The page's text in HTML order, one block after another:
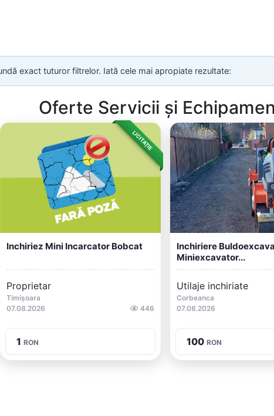
exact tuturor filtrelor. Iată cele mai apropiate rezultate:
Oferte Servicii și
LICITAȚIE
Inchiriez Mini Incarcator Bobcat
Proprietar
Timișoara
07.08.2026
446
1 RON
Inchiriere
Miniexcavator...
Utilaje inchiriate
Corbeanca
07.08.2026
100 RON